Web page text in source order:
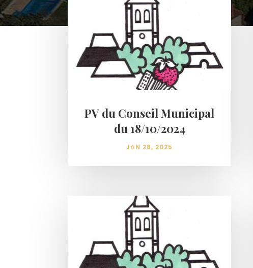
PV du Conseil Municipal
du 18/10/2024
JAN 28, 2025